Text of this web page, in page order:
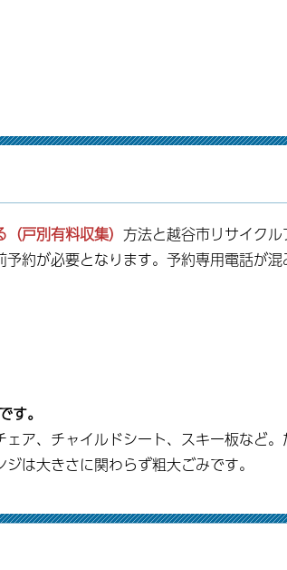
戸別有料収集） 方法と越谷市リサイクル
約が必要となります。予約専用電話が混
。
ア、チャイルドシート、スキー板など。
は大きさに関わらず粗大ごみです。